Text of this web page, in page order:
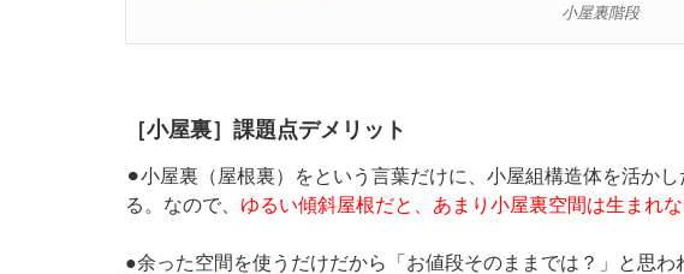
小屋裏階段
［小屋裏］課題点デメリット
⚫︎小屋裏（屋根裏）をという言葉だけに、小屋組構造体を活か
る。なので、 ゆるい傾斜屋根だと、あまり小屋裏空間は生まれ
●余った空間を使うだけだから「お値段そのままでは？」と思